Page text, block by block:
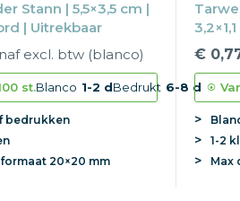
Stann | 5,5×3,5 cm |
| Uitrekbaar
excl. btw (blanco)
st.Blanco 1-2 dBedrukt 6-8 d
bedrukken
20×20 mm
€
1-2
Max